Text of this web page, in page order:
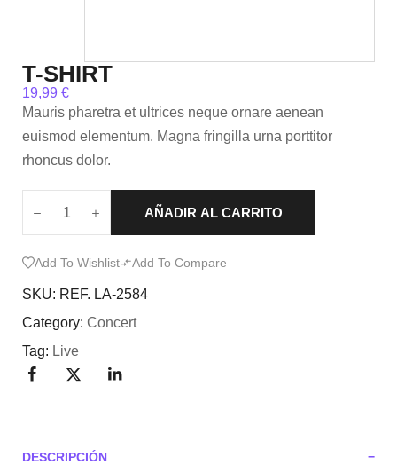
T-SHIRT
19,99 €
Mauris pharetra et ultrices neque ornare aenean
euismod elementum. Magna fringilla urna porttitor
rhoncus dolor.
AÑADIR AL CARRITO
Add To Wishlist Add To Compare
SKU: REF. LA-2584
Category: Concert
Tag: Live
DESCRIPCIÓN